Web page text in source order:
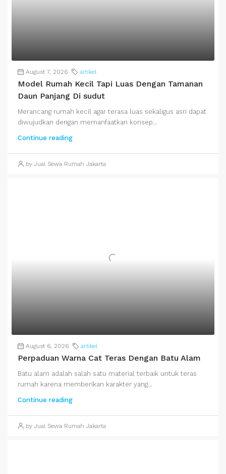
August 7, 2026 artikel
Model Rumah Kecil Tapi Luas Dengan Tamanan
Daun Panjang Di sudut
Merancang rumah kecil agar terasa luas sekaligus asri dapat
diwujudkan dengan memanfaatkan konsep...
Continue reading
by Jual Sewa Rumah Jakarta
August 6, 2026 artikel
Perpaduan Warna Cat Teras Dengan Batu Alam
Batu alam adalah salah satu material terbaik untuk teras
rumah karena memberikan karakter yang...
Continue reading
by Jual Sewa Rumah Jakarta